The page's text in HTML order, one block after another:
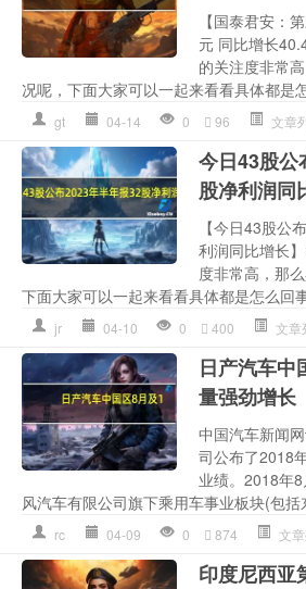
【国泰君安：
元 同比增长
的关注度非常
况呢，下面大家可以一起来看看具体都是
gt 04-14 0 96 文章
今日43股公
股净利润同
【今日43股公
利润同比增长
度非常高，那
下面大家可以一起来看看具体都是怎么回
jr 04-10 0 400 文章
日产汽车中
量强劲增长
中国汽车新闻
司公布了2018
业绩。2018年
风汽车有限公司旗下乘用车事业板块(包括
rc 04-09 0 874 文
印度尼西亚